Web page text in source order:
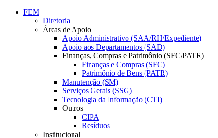
Conteúdo principal
FEM
Diretoria
Áreas de Apoio
Apoio Administrativo (SAA/RH/Expediente)
Apoio aos Departamentos (SAD)
Finanças, Compras e Patrimônio (SFC/PATR)
Finanças e Compras (SFC)
Patrimônio de Bens (PATR)
Manutenção (SM)
Serviços Gerais (SSG)
Tecnologia da Informação (CTI)
Outros
CIPA
Resíduos
Institucional